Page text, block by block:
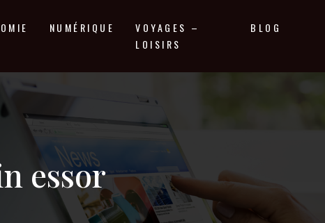
NUMÉRIQUE
VOYAGES –
LOISIRS
BLOG
essor